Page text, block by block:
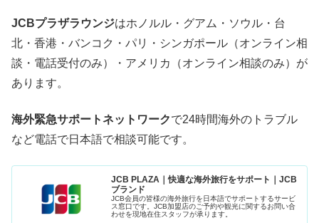
JCBプラザラウンジはホノルル・グアム・ソウル・台
北・香港・バンコク・パリ・シンガポール（オンライン相
談・電話受付のみ）・アメリカ（オンライン相談のみ）が
あります。
海外緊急サポートネットワークで24時間海外のトラブル
など電話で日本語で相談可能です。
JCB PLAZA｜快適な海外旅行をサポート｜JCB
ブランド
JCB会員の皆様の海外旅行を日本語でサポートするサービ
ス窓口です。JCB加盟店のご予約や観光に関するお問い合
わせを現地在住スタッフが承ります。